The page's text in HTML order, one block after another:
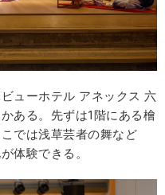
ューホテル アネックス 六
ある。先ずは1階にある檜
では浅草芸者の舞など
体験できる。